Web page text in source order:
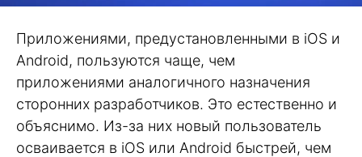
Приложениями, предустановленными в iOS и
Android, пользуются чаще, чем
приложениями аналогичного назначения
сторонних разработчиков. Это естественно и
объяснимо. Из-за них новый пользователь
осваивается в iOS или Android быстрей, чем